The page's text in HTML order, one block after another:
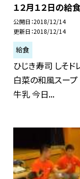
１２月１２日の給食
公開日 2018/12/14
更新日 2018/12/14
給食
ひじき寿司 しそ
白菜の和風スー
牛乳 今日...